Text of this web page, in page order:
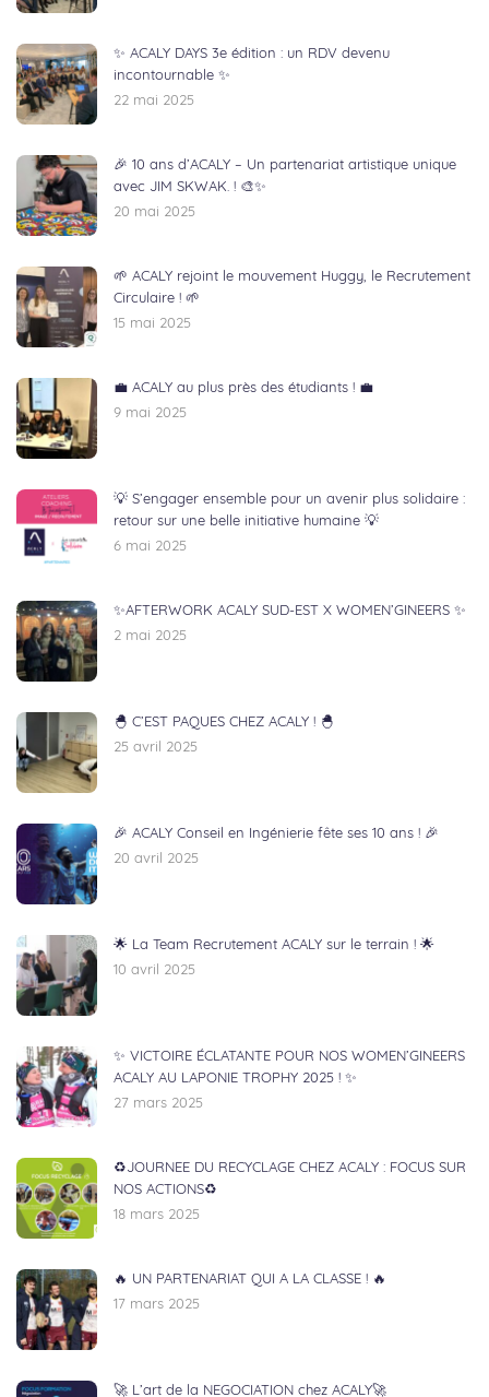
✨ ACALY DAYS 3e édition : un RDV devenu
incontournable ✨
22 mai 2025
🎉 10 ans d’ACALY – Un partenariat artistique unique
avec JIM SKWAK. ! 🎨✨
20 mai 2025
🌱 ACALY rejoint le mouvement Huggy, le Recrutement
Circulaire ! 🌱
15 mai 2025
💼 ACALY au plus près des étudiants ! 💼
9 mai 2025
💡 S’engager ensemble pour un avenir plus solidaire :
retour sur une belle initiative humaine 💡
6 mai 2025
✨AFTERWORK ACALY SUD-EST X WOMEN’GINEERS ✨
2 mai 2025
🐣 C’EST PAQUES CHEZ ACALY ! 🐣
25 avril 2025
🎉 ACALY Conseil en Ingénierie fête ses 10 ans ! 🎉
20 avril 2025
🌟 La Team Recrutement ACALY sur le terrain ! 🌟
10 avril 2025
✨ VICTOIRE ÉCLATANTE POUR NOS WOMEN’GINEERS
ACALY AU LAPONIE TROPHY 2025 ! ✨
27 mars 2025
♻️JOURNEE DU RECYCLAGE CHEZ ACALY : FOCUS SUR
NOS ACTIONS♻️
18 mars 2025
🔥 UN PARTENARIAT QUI A LA CLASSE ! 🔥
17 mars 2025
🚀 L’art de la NEGOCIATION chez ACALY🚀